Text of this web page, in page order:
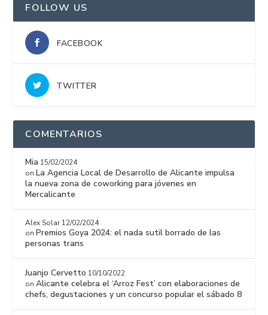
FOLLOW US
FACEBOOK
TWITTER
COMENTARIOS
Mia 15/02/2024
on La Agencia Local de Desarrollo de Alicante impulsa
la nueva zona de coworking para jóvenes en
Mercalicante
Alex Solar 12/02/2024
on Premios Goya 2024: el nada sutil borrado de las
personas trans
Juanjo Cervetto 10/10/2022
onAlicante celebra el ‘Arroz Fest’ con elaboraciones de
chefs, degustaciones y un concurso popular el sábado 8